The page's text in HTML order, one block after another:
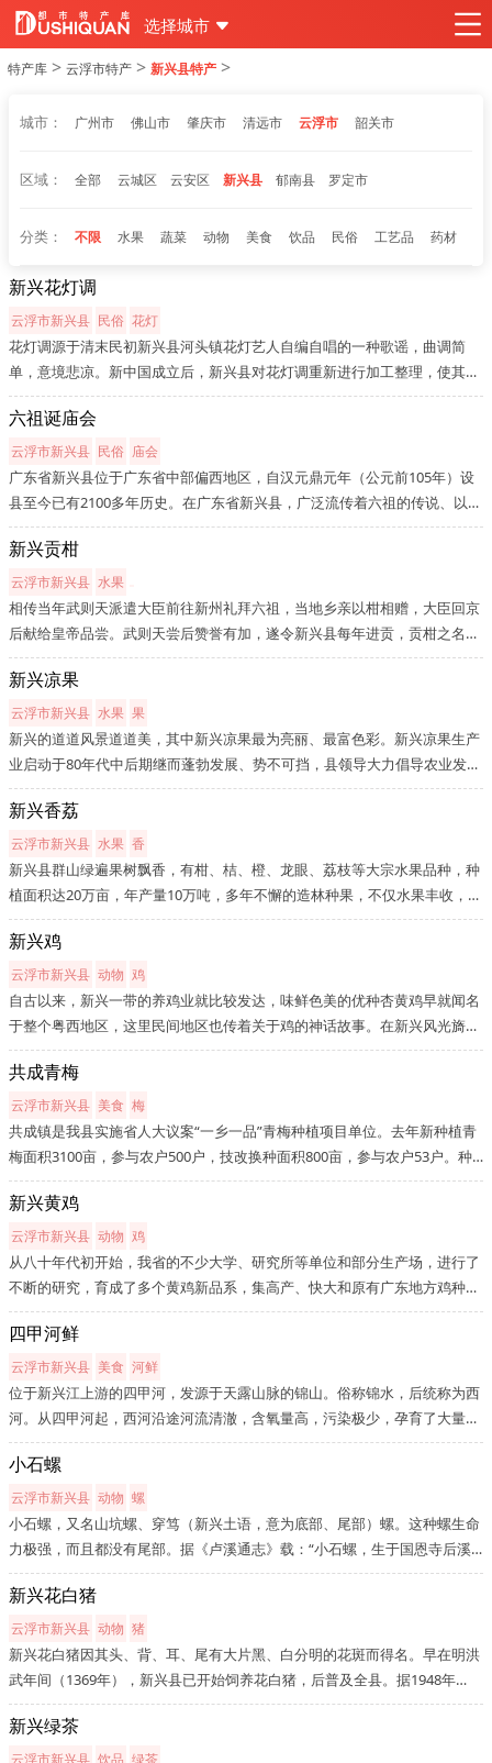
选择城市
特产库 > 云浮市特产 > 新兴县特产 >
城市： 广州市 佛山市 肇庆市 清远市 云浮市 韶关市
区域： 全部 云城区 云安区 新兴县 郁南县 罗定市
分类： 不限 水果 蔬菜 动物 美食 饮品 民俗 工艺品 药材
新兴花灯调
云浮市新兴县 民俗 花灯
花灯调源于清末民初新兴县河头镇花灯艺人自编自唱的一种歌谣，曲调简
单，意境悲凉。新中国成立后，新兴县对花灯调重新进行加工整理，使其更
具时代特征，还将其编成花灯舞演出，在2006年广东民间艺术汇演上获得金
奖。目前，花灯调在新兴县大部分农村地区仍广泛流传。
六祖诞庙会
云浮市新兴县 民俗 庙会
广东省新兴县位于广东省中部偏西地区，自汉元鼎元年（公元前105年）设
县至今已有2100多年历史。在广东省新兴县，广泛流传着六祖的传说、以及
六祖圣迹、六祖信仰等。其中又以“六祖诞”庙会的影响力最为广泛，新兴人
称为“春秋二诞”，春诞为农历二月初八惠能诞生日，活动时间为二月初...
新兴贡柑
云浮市新兴县 水果
相传当年武则天派遣大臣前往新州礼拜六祖，当地乡亲以柑相赠，大臣回京
后献给皇帝品尝。武则天尝后赞誉有加，遂令新兴县每年进贡，贡柑之名由
此而来。因是皇帝极其喜爱之水果，新兴贡柑又称皇帝柑。新兴贡柑的特点
是皮薄肉脆，色清淡，无渣少核，入口清甜爽滑，深受广大民众的喜爱。...
新兴凉果
云浮市新兴县 水果 果
新兴的道道风景道道美，其中新兴凉果最为亮丽、最富色彩。新兴凉果生产
业启动于80年代中后期继而蓬勃发展、势不可挡，县领导大力倡导农业发展
种养业，全县柑桔橙、荔枝、龙眼、青梅等水果种植面积达１.53万公顷。
新兴以青梅为龙头的凉果加工业应运而生。全县兴起了国有、集体、个体
的...
新兴香荔
云浮市新兴县 水果 香
新兴县群山绿遍果树飘香，有柑、桔、橙、龙眼、荔枝等大宗水果品种，种
植面积达20万亩，年产量10万吨，多年不懈的造林种果，不仅水果丰收，而
且使全县林业生态进入良性循环，成为省经达标县。在这些鲜活的新兴果
中。新兴香荔以其皮薄色红、肉厚核细、清甜爽脆、营养丰富而最负盛
名，...
新兴鸡
云浮市新兴县 动物 鸡
自古以来，新兴一带的养鸡业就比较发达，味鲜色美的优种杏黄鸡早就闻名
于整个粤西地区，这里民间地区也传着关于鸡的神话故事。在新兴风光旖旎
的勒竹镇集中了“三温一古”四大养鸡集团，成为全省乃至全国最大的养鸡基
地，每天都有几十万只鸡从这里运向四面八方。新兴人创造了有名的新...
共成青梅
云浮市新兴县 美食 梅
共成镇是我县实施省人大议案“一乡一品”青梅种植项目单位。去年新种植青
梅面积3100亩，参与农户500户，技改换种面积800亩，参与农户53户。种
植面积比原计划多种600亩，而换种面积比原计划少200亩。种植与换种共
3900亩，户均7.05亩，参与农户占全镇农户（覆盖率）13.7%。为保障“一
乡...
新兴黄鸡
云浮市新兴县 动物 鸡
从八十年代初开始，我省的不少大学、研究所等单位和部分生产场，进行了
不断的研究，育成了多个黄鸡新品系，集高产、快大和原有广东地方鸡种的
优点于一身，初步解决了生长速度与消费者接受程度的矛盾；近几年来，又
对地方品种进行了卓有成效的保存和利用。由于在广东黄鸡育种上的成就...
四甲河鲜
云浮市新兴县 美食 河鲜
位于新兴江上游的四甲河，发源于天露山脉的锦山。俗称锦水，后统称为西
河。从四甲河起，西河沿途河流清澈，含氧量高，污染极少，孕育了大量的
珍稀河鲜。其中，黄鳝、泥鳅、沙鳅、鳡鱼、鳜鱼、鲈鱼、赤眼等野生鱼类
较多。特别是一种四腮鲈鱼，味道极鲜。据1948年《新兴县志》记载，“...
小石螺
云浮市新兴县 动物 螺
小石螺，又名山坑螺、穿笃（新兴土语，意为底部、尾部）螺。这种螺生命
力极强，而且都没有尾部。据《卢溪通志》载：“小石螺，生于国恩寺后溪
涧中，去壳用酒浸食，味甘，利小暑及热病。他产或有相似的，味之始知其
别异。”今天，以小石螺为原料做成的“白饭仔老鸡煲山坑螺”、“黄儿...
新兴花白猪
云浮市新兴县 动物 猪
新兴花白猪因其头、背、耳、尾有大片黑、白分明的花斑而得名。早在明洪
武年间（1369年），新兴县已开始饲养花白猪，后普及全县。据1948年
《新兴县志》记载，“邑多花猪，鲜为白者，人多畜之，视为家庭副业，每
年远销肇庆、广州等地，数达万余头。其肥美它处者殊不及，故其价亦
昂。”...
新兴绿茶
云浮市新兴县 饮品 绿茶